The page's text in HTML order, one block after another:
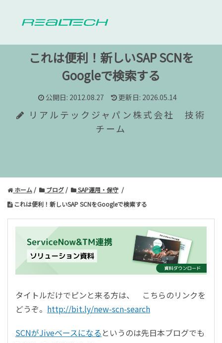
これは便利！新しいSAP SCNを
Googleで検索する
公開日: 2012.08.27 更新日: 2026.05.14
リアルテックジャパン株式会社 技術
チーム
ホーム ブログ
SAP運用・保守
これは便利！新しいSAP SCNをGoogleで検索する
タイトルだけでピンと来る方は、 こちらのリンクを
どうぞ。 http://bit.ly/new-scn-search
SCNがJiveベースになる というのは先日本ブログでも